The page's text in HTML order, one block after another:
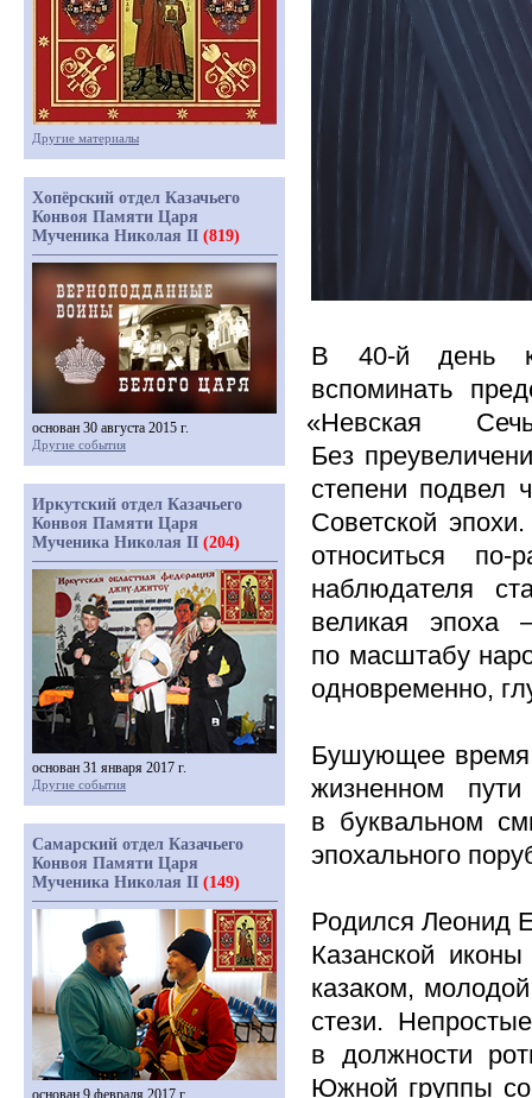
В 40-й день
вспоминать
«Невская
Без
степени подвел
Советской
относиться по-
наблюдателя
великая эпоха
по масштабу
одновременно,
Бушующее время
жизненном
в буквальном
эпохального
Родился Леонид
Казанской
казаком,
стези.
в должности
Южной группы
Другие материалы
Хопёрский отдел Казачьего
Конвоя Памяти Царя
Мученика Николая II (819)
основан 30 августа 2015 г.
Другие события
Иркутский отдел Казачьего
Конвоя Памяти Царя
Мученика Николая II (204)
основан 31 января 2017 г.
Другие события
Самарский отдел Казачьего
Конвоя Памяти Царя
Мученика Николая II (149)
основан 9 февраля 2017 г.